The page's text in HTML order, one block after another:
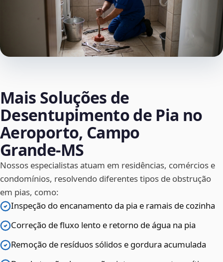
Mais Soluções de
Desentupimento de Pia no
Aeroporto, Campo
Grande‑MS
Nossos especialistas atuam em residências, comércios e
condomínios, resolvendo diferentes tipos de obstrução
em pias, como:
Inspeção do encanamento da pia e ramais de cozinha
Correção de fluxo lento e retorno de água na pia
Remoção de resíduos sólidos e gordura acumulada